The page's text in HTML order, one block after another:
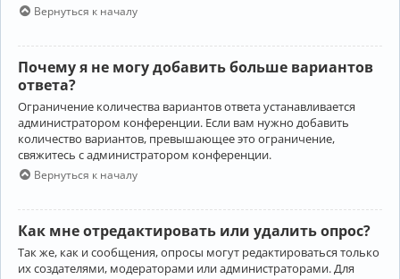
Вернуться к началу
Почему я не могу добавить больше вариантов
ответа?
Ограничение количества вариантов ответа устанавливается
администратором конференции. Если вам нужно добавить
количество вариантов, превышающее это ограничение,
свяжитесь с администратором конференции.
Вернуться к началу
Как мне отредактировать или удалить опрос?
Так же, как и сообщения, опросы могут редактироваться только
их создателями, модераторами или администраторами. Для